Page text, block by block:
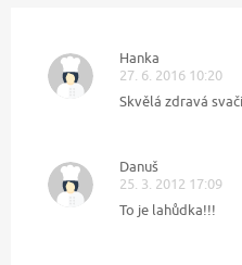
Hanka
27. 6. 2016 10:20
Skvělá zdravá
Danuš
25. 3. 2012 17:09
To je lahůdka!!!